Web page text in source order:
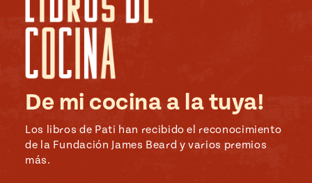
ENGLISH•ESPAÑOL
De mi cocina a la tuya!
Los libros de Pati han recibido el reconocimiento
de la Fundación James Beard y varios premios
más.